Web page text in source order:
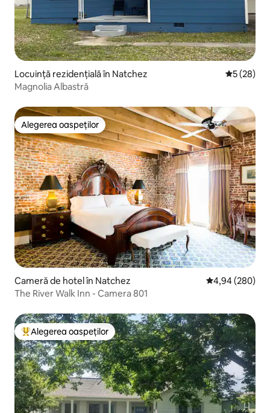
Locuință rezidențială în Natchez Scor
5 (28)
Magnolia Albastră
Alegerea oaspeților
Alegerea oaspeților
Cameră de hotel în Natchez Scor mediu de
4,94 (280)
The River Walk Inn - Camera 801
Locuință din topul categoriei Alegerea oaspeților
Alegerea oaspeților